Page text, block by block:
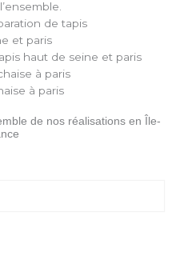
haut de seine et paris
à paris
de nos réalisations en Île-